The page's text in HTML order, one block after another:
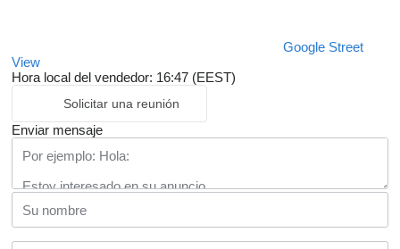
Google Street
View
Hora local del vendedor: 16:47 (EEST)
Solicitar una reunión
Enviar mensaje